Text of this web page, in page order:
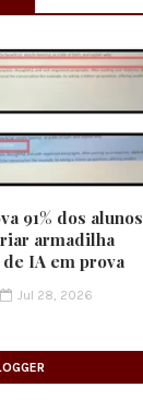
91% dos alunos
armadilha
IA em prova
Jul 28, 2026